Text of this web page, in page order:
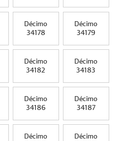
Décimo
34178
Décimo
34179
Décimo
34182
Décimo
34183
Décimo
34186
Décimo
34187
Décimo
Décimo